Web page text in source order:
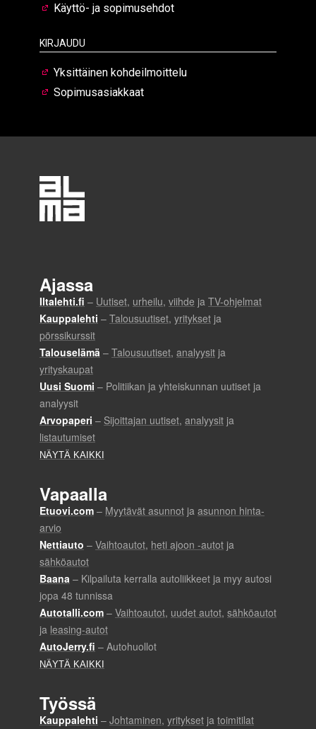
Käyttö- ja sopimusehdot
Kirjaudu
Yksittäinen kohdeilmoittelu
Sopimusasiakkaat